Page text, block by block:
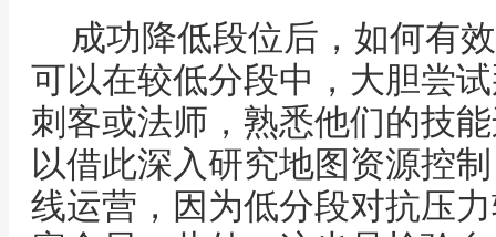
成功降低段位后，如何有
可以在较低分段中，大胆尝
刺客或法师，熟悉他们的技
以借此深入研究地图资源控
线运营，因为低分段对抗压